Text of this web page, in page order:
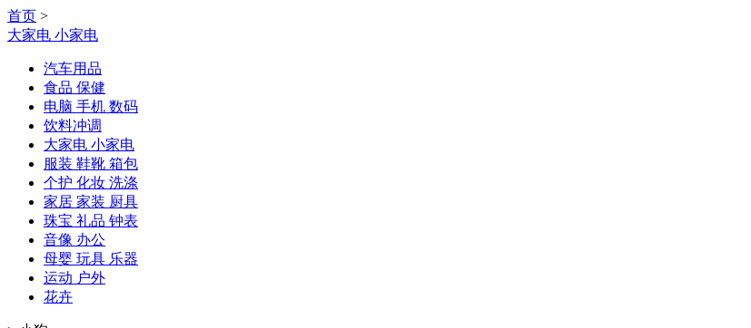
首页 >
大家电 小家电
汽车用品
食品 保健
电脑 手机 数码
饮料冲调
大家电 小家电
服装 鞋靴 箱包
个护 化妆 洗涤
家居 家装 厨具
珠宝 礼品 钟表
音像 办公
母婴 玩具 乐器
运动 户外
花卉